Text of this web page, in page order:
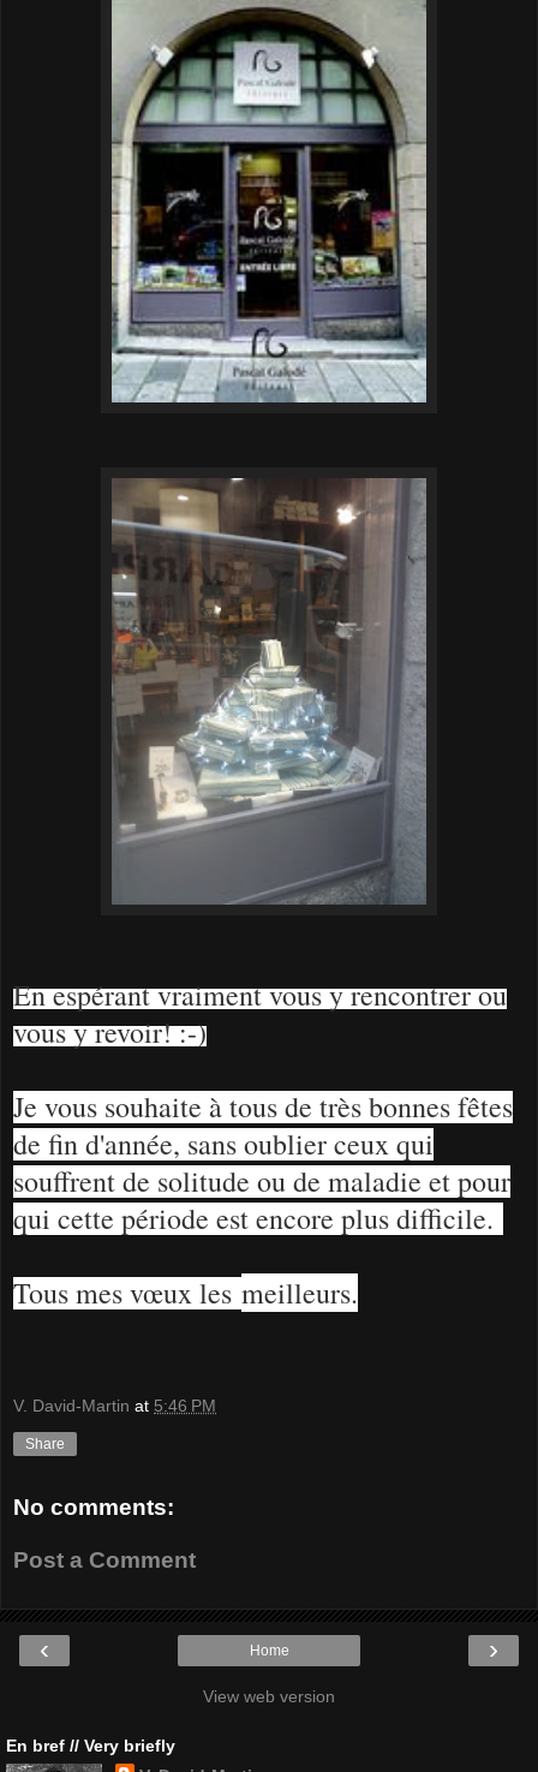
En espérant vraiment vous y rencontrer ou
vous y revoir! :-)
Je vous souhaite à tous de très bonnes fêtes
de fin d'année, sans oublier ceux qui
souffrent de solitude ou de maladie et pour
qui cette période est encore plus difficile.
Tous mes vœux les meilleurs.
V. David-Martin at 5:46 PM
Share
No comments:
Post a Comment
‹ ›
Home
View web version
En bref // Very briefly